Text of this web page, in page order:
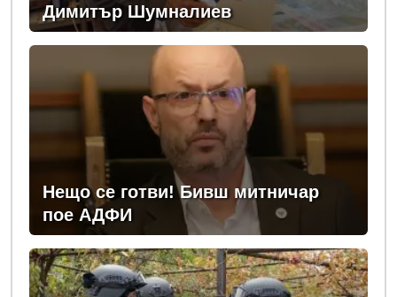
Димитър Шумналиев
Нещо се готви! Бивш митничар
пое АДФИ